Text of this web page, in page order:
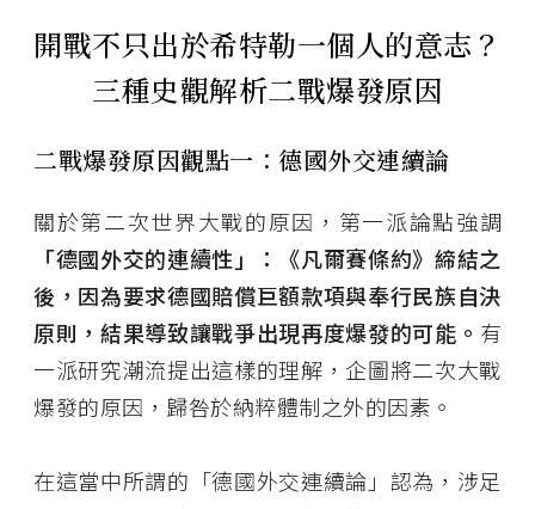
開戰不只出於希特勒一個人的意志？
三種史觀解析二戰爆發原因
二戰爆發原因觀點一：德國外交連續論
關於第二次世界大戰的原因，第一派論點強調
「德國外交的連續性」：《凡爾賽條約》締結之
後，因為要求德國賠償巨額款項與奉行民族自決
原則，結果導致讓戰爭出現再度爆發的可能。 有
一派研究潮流提出這樣的理解，企圖將二次大戰
爆發的原因，歸咎於納粹體制之外的因素。
在這當中所謂的「德國外交連續論」認為，涉足